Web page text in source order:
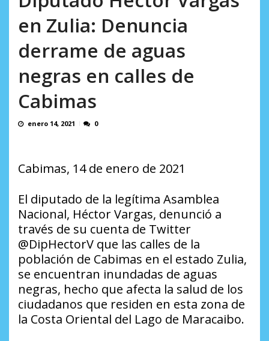
en Zulia: Denuncia
derrame de aguas
negras en calles de
Cabimas
enero 14, 2021 0
Cabimas, 14 de enero de 2021
El diputado de la legítima Asamblea
Nacional, Héctor Vargas, denunció a
través de su cuenta de Twitter
@DipHectorV que las calles de la
población de Cabimas en el estado Zulia,
se encuentran inundadas de aguas
negras, hecho que afecta la salud de los
ciudadanos que residen en esta zona de
la Costa Oriental del Lago de Maracaibo.